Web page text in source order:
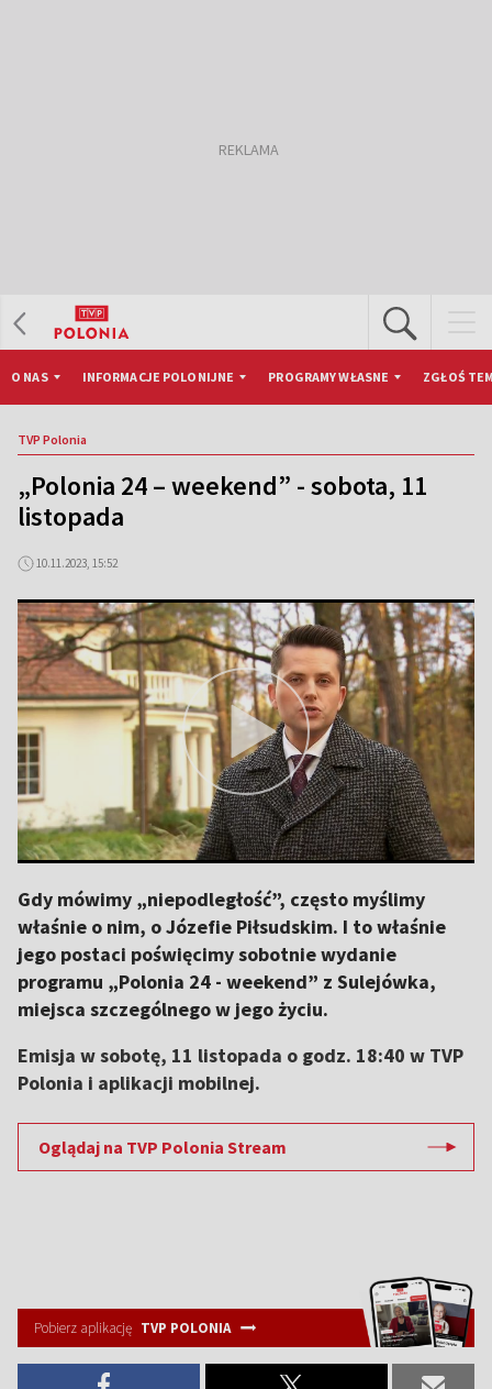
O NAS INFORMACJE POLONIJNE PROGRAMY WŁASNE ZGŁOŚ
TVP Polonia
„Polonia 24 – weekend” - sobota, 11
listopada
10.11.2023, 15:52
Gdy mówimy „niepodległość”, często myślimy
właśnie o nim, o Józefie Piłsudskim. I to właśnie
jego postaci poświęcimy sobotnie wydanie
programu „Polonia 24 - weekend” z Sulejówka,
miejsca szczególnego w jego życiu.
Emisja w sobotę, 11 listopada o godz. 18:40 w TVP
Polonia i aplikacji mobilnej.
Oglądaj na TVP Polonia Stream
Pobierz aplikację TVP POLONIA